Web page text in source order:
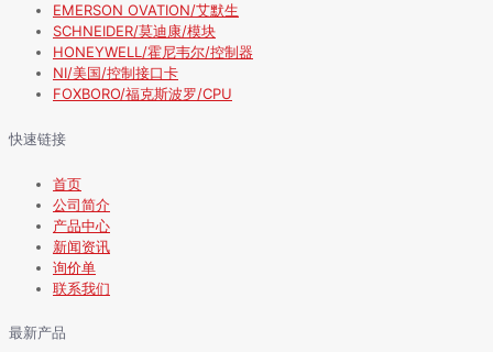
EMERSON OVATION/艾默生
SCHNEIDER/莫迪康/模块
HONEYWELL/霍尼韦尔/控制器
NI/美国/控制接口卡
FOXBORO/福克斯波罗/CPU
快速链接
首页
公司简介
产品中心
新闻资讯
询价单
联系我们
最新产品